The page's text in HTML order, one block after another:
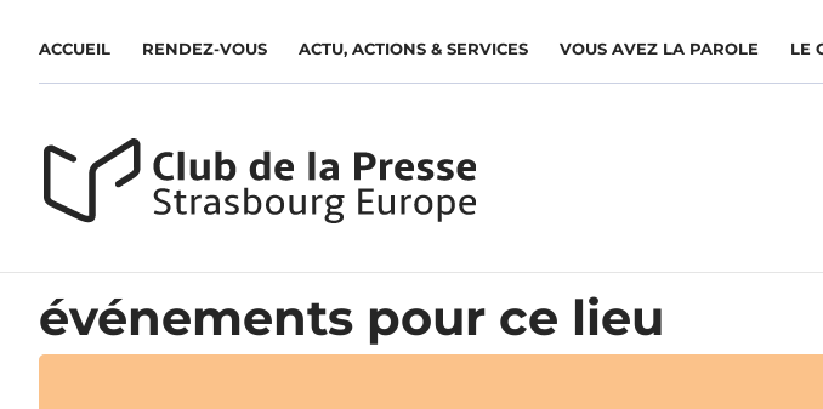
ACCUEIL RENDEZ-VOUS ACTU, ACTIONS & SERVICES VOUS AVEZ LA PAROLE LE
événements pour ce lieu